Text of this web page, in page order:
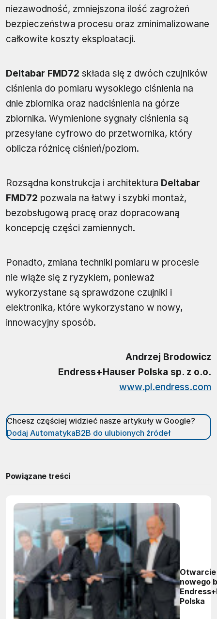
niezawodność, zmniejszona ilość zagrożeń
bezpieczeństwa procesu oraz zminimalizowane
całkowite koszty eksploatacji.
Deltabar FMD72 składa się z dwóch czujników
ciśnienia do pomiaru wysokiego ciśnienia na
dnie zbiornika oraz nadciśnienia na górze
zbiornika. Wymienione sygnały ciśnienia są
przesyłane cyfrowo do przetwornika, który
oblicza różnicę ciśnień/poziom.
Rozsądna konstrukcja i architektura Deltabar
FMD72 pozwala na łatwy i szybki montaż,
bezobsługową pracę oraz dopracowaną
koncepcję części zamiennych.
Ponadto, zmiana techniki pomiaru w procesie
nie wiąże się z ryzykiem, ponieważ
wykorzystane są sprawdzone czujniki i
elektronika, które wykorzystano w nowy,
innowacyjny sposób.
Andrzej Brodowicz
Endress+Hauser Polska sp. z o.o.
www.pl.endress.com
Chcesz częściej widzieć nasze artykuły w Google?
Dodaj AutomatykaB2B do ulubionych źródeł
Powiązane treści
Otwarcie
nowego
Polska